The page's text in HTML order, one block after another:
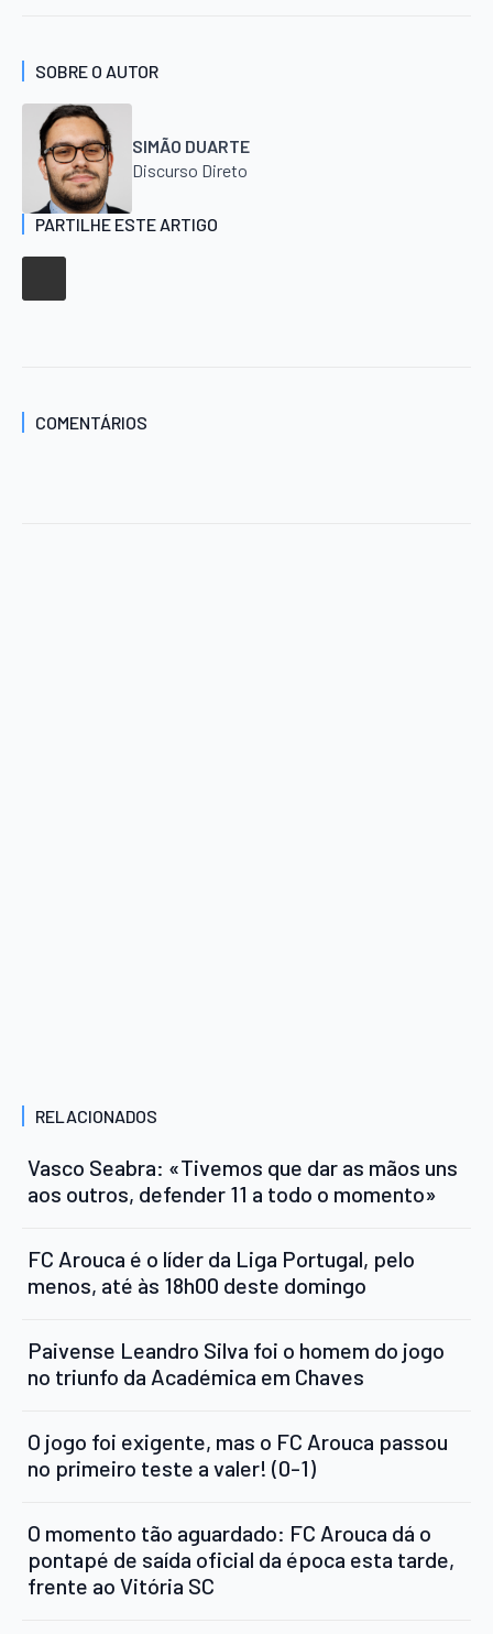
SOBRE O AUTOR
SIMÃO DUARTE
Discurso Direto
PARTILHE ESTE ARTIGO
COMENTÁRIOS
RELACIONADOS
Vasco Seabra: «Tivemos que dar as mãos uns
aos outros, defender 11 a todo o momento»
FC Arouca é o líder da Liga Portugal, pelo
menos, até às 18h00 deste domingo
Paivense Leandro Silva foi o homem do jogo
no triunfo da Académica em Chaves
O jogo foi exigente, mas o FC Arouca passou
no primeiro teste a valer! (0-1)
O momento tão aguardado: FC Arouca dá o
pontapé de saída oficial da época esta tarde,
frente ao Vitória SC